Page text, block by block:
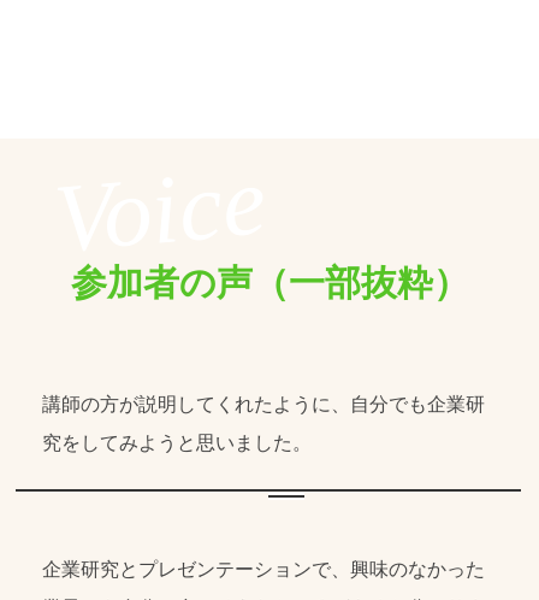
参加者の声（一部抜粋）
講師の方が説明してくれたように、自分でも企業研
究をしてみようと思いました。
企業研究とプレゼンテーションで、興味のなかった